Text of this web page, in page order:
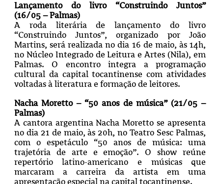
Lançamento do livro “Construindo Juntos”
(16/05 – Palmas)
A roda literária de lançamento do livro
“Construindo Juntos”, organizado por João
Martins, será realizada no dia 16 de maio, às 14h,
no Núcleo Integrado de Leitura e Artes (Nila), em
Palmas. O encontro integra a programação
cultural da capital tocantinense com atividades
voltadas à literatura e formação de leitores.
Nacha Moretto – “50 anos de música” (21/05 –
Palmas)
A cantora argentina Nacha Moretto se apresenta
no dia 21 de maio, às 20h, no Teatro Sesc Palmas,
com o espetáculo “50 anos de música: uma
trajetória de arte e emoção”. O show reúne
repertório latino-americano e músicas que
marcaram a carreira da artista em uma
apresentação especial na capital tocantinense.